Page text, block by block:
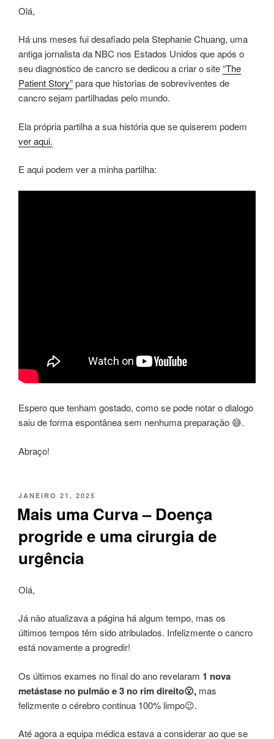
Olá,
Há uns meses fui desafiado pela Stephanie Chuang, uma
antiga jornalista da NBC nos Estados Unidos que após o
seu diagnostico de cancro se dedicou a criar o site“The
Patient Story”para que historias de sobreviventes de
cancro sejam partilhadas pelo mundo.
Ela própria partilha a sua história que se quiserem podem
ver aqui.
E aqui podem ver a minha partilha:
Espero que tenham gostado, como se pode notar o dialogo
saiu de forma espontânea sem nenhuma preparação 😅.
Abraço!
PUBLICADO
JANEIRO 21, 2025
Mais uma Curva – Doença
progride e uma cirurgia de
urgência
Olá,
Já não atualizava a página há algum tempo, mas os
últimos tempos têm sido atribulados. Infelizmente o cancro
está novamente a progredir!
Os últimos exames no final do ano revelaram 1 nova
metástase no pulmão e 3 no rim direito😮, mas
felizmente o cérebro continua 100% limpo😉.
Até agora a equipa médica estava a considerar ao que se